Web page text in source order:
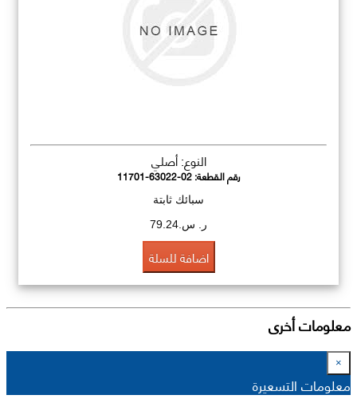
النوع: أصلي
رقم القطعة:11701-63022-02
سبائك ثابتة
ر. س.79.24
اضافة للسلة
معلومات أخرى
×
معلومات التسعيرة